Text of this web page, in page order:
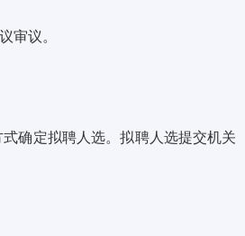
审议。
确定拟聘人选。拟聘人选提交机关